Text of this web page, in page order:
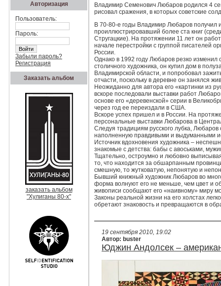
Авторизация
Пользователь:
Пароль:
Забыли пароль?
Регистрация
Заказать альбом
заказать альбом
"Хулиганы 80-х"
Владимир Семенович Любаров родился 4
рисовал сражения, в которых советские
В 70-80-е годы Владимир Любаров получил
проиллюстрировавший более ста книг
Стругацкие). На протяжении 11 лет он
начале перестройки с группой писателей
России.
Однако в 1992 году Любаров резко
столичного художника, он купил дом в
Владимирской области, и попробовал
отчасти, поскольку в деревне он занялся
Неожиданно для автора его «картинки из
вскоре последовали выставки работ
основе его «деревенской» серии в
через год ее переиздали в США.
Вскоре успех пришел и в России. На
персональные выставки Любарова в
Следуя традициям русского лубка,
наполненную правдивыми и выдуманными
Источник вдохновения художника –
знакомые с детства: бабы с авоськами,
Тщательно, остроумно и любовно
то, что находится за обшарпанным
смешную, то жутковатую, непонятую и
Бывший книжный художник Любаров во
форма волнуют его не меньше, чем цвет и
живописи сообщают его «наивному» миру
Законы реальной жизни на его холстах
обретают знаковость и превращаются в
19 сентября 2010, 19:02
Автор: buster
Юджин Андолсек –